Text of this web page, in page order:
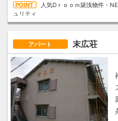
人気Dｒｏｏｍ築浅物件・
ュリティ
アパート 末広荘